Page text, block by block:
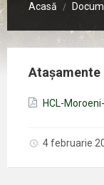
Acasă /
Atașamente
HCL-
4 februarie